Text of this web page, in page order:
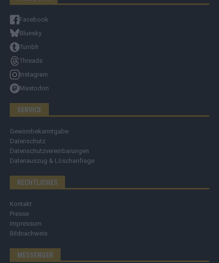
Facebook
Bluesky
Tumblr
Threads
Instagram
Mastodon
SERVICE
Gewinnbekanntgabe
Datenschutz
Datenschutzvereinbarungen
Datenauszug & Löschanfrage
RECHTLICHES
Kontakt
Presse
Impressum
Bildnachweis
MESSENGER